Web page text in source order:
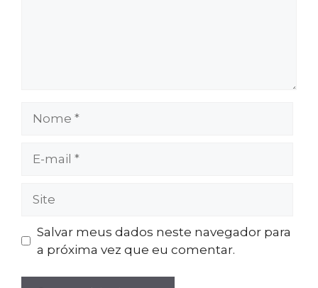
mail
Salvar meus dados neste navegador para
a próxima vez que eu comentar.